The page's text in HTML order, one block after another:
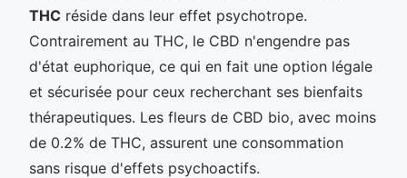
THC réside dans leur effet psychotrope.
Contrairement au THC, le CBD n'engendre pas
d'état euphorique, ce qui en fait une option légale
et sécurisée pour ceux recherchant ses bienfaits
thérapeutiques. Les fleurs de CBD bio, avec moins
de 0.2% de THC, assurent une consommation
sans risque d'effets psychoactifs.